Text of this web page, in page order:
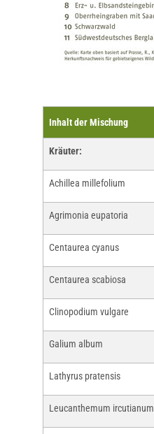
Inhalt der Mischung
Kräuter:
Achillea millefolium
Agrimonia eupatoria
Centaurea cyanus
Centaurea scabiosa
Clinopodium vulgare
Galium album
Lathyrus pratensis
Leucanthemum ircutianum